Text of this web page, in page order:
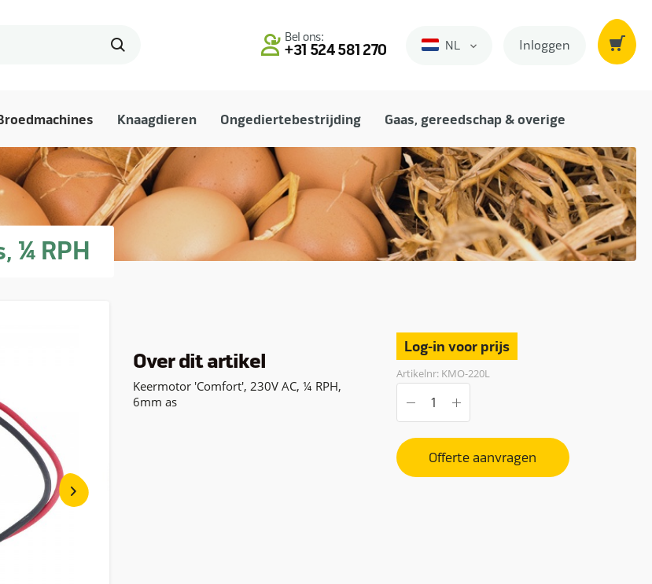
Bel ons:
+31 524 581 270 Nederlands
NL Inloggen
Knaagdieren Ongediertebestrijding Gaas, gereedschap & overige
¼ RPH
Over dit artikel
Keermotor 'Comfort', 230V AC, ¼ RPH,
6mm as
Log-in voor prijs
Artikelnr: KMO-220L
Offerte aanvragen